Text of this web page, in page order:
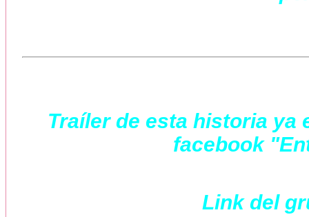
Traíler de esta historia ya
facebook
Link del